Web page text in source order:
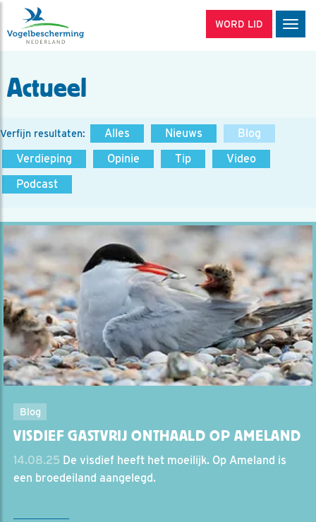
WORD LID
Actueel
Verfijn resultaten: Alles Nieuws
Blog
Verdieping
Opinie Tip
Video
Podcast
Blog
VISDIEF GASTVRIJ ONTHAALD OP AMELAND
14.08.25 De visdief heeft het moeilijk. Op Ameland is
een broedeiland aangelegd.